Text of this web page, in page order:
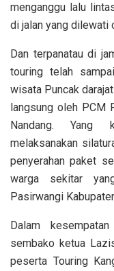
menganggu lalu
di jalan yang dilewati
Dan terpanatau di
touring telah
wisata Puncak
langsung oleh PCM
Nandang. Yang
melaksanakan
penyerahan paket
warga sekitar
Pasirwangi
Dalam
sembako ketua
peserta Touring